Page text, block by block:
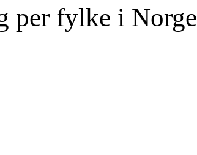
per fylke i